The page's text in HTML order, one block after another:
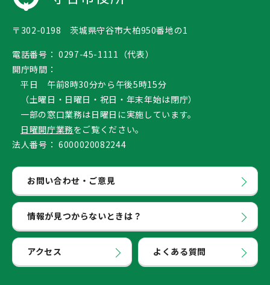
〒302-0198 茨城県守谷市大柏950番地の1
電話番号： 0297-45-1111（代表）
開庁時間：
平日 午前8時30分から午後5時15分
（土曜日・日曜日・祝日・年末年始は閉庁）
一部の窓口業務は日曜日に実施しています。
日曜開庁業務をご覧ください。
法人番号： 6000020082244
お問い合わせ・ご意見
情報が見つからないときは？
アクセス よくある質問